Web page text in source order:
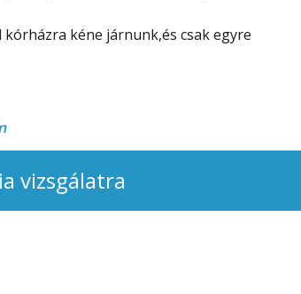
kéne járnunk,és csak egyre
vizsgálatra